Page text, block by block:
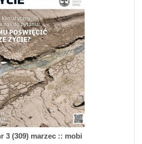
3 (309) marzec :: mobi